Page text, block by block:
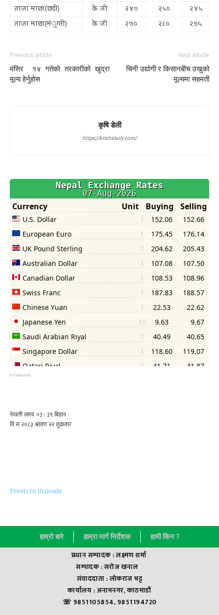
ताजा माछा(छडी)
के जी २४० २५०
२४५
ताजा माछा(म‌ंुगरी)
के जी २७० २८० २७५
Previous article
मंसिर १४ गतेकाे तरकारीकाे खुद्रा
मूल्य हेर्नुहोस
Next article
चिनी उद्याेगी र किसानबीच उखुको
मूल्यमा सहमती
कृषि डेली
https://krishidaily.com/
© Psolution
Preeti to Unicode
हाम्राे बारे हाम्रा मार्ग निर्देशक हामी किन ?
प्रधान सम्पादक : लक्ष्मण शर्मा
सम्पादक : सराेज खनाल
संवाददाता : लाेकराज भट्ट
कार्यालय : अनामनगर, काठमाडौं
☏ 9851105854, 9851194720